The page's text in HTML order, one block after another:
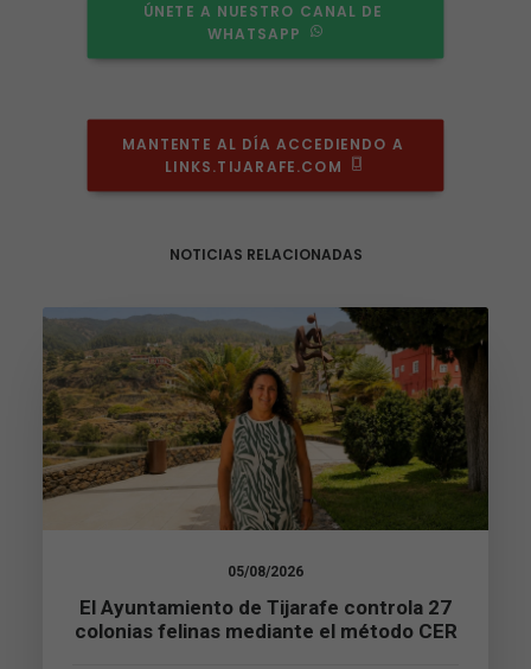
ÚNETE A NUESTRO CANAL DE
WHATSAPP
MANTENTE AL DÍA ACCEDIENDO A
LINKS.TIJARAFE.COM
NOTICIAS RELACIONADAS
05/08/2026
El Ayuntamiento de Tijarafe controla 27
colonias felinas mediante el método CER
Necesarias
Estas
cookies no